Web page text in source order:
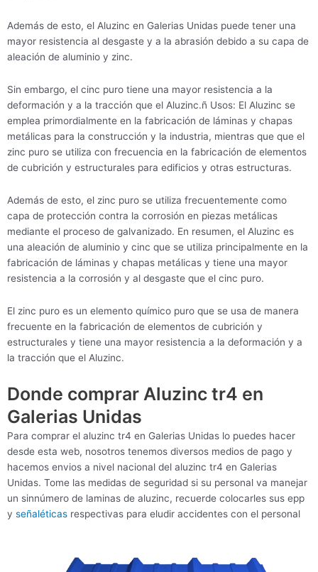
Además de esto, el Aluzinc en Galerias Unidas puede tener una
mayor resistencia al desgaste y a la abrasión debido a su capa de
aleación de aluminio y zinc.
Sin embargo, el cinc puro tiene una mayor resistencia a la
deformación y a la tracción que el Aluzinc.ñ Usos: El Aluzinc se
emplea primordialmente en la fabricación de láminas y chapas
metálicas para la construcción y la industria, mientras que que el
zinc puro se utiliza con frecuencia en la fabricación de elementos
de cubrición y estructurales para edificios y otras estructuras.
Además de esto, el zinc puro se utiliza frecuentemente como
capa de protección contra la corrosión en piezas metálicas
mediante el proceso de galvanizado. En resumen, el Aluzinc es
una aleación de aluminio y cinc que se utiliza principalmente en la
fabricación de láminas y chapas metálicas y tiene una mayor
resistencia a la corrosión y al desgaste que el cinc puro.
El zinc puro es un elemento químico puro que se usa de manera
frecuente en la fabricación de elementos de cubrición y
estructurales y tiene una mayor resistencia a la deformación y a
la tracción que el Aluzinc.
Donde comprar Aluzinc tr4 en
Galerias Unidas
Para comprar el aluzinc tr4 en Galerias Unidas lo puedes hacer
desde esta web, nosotros tenemos diversos medios de pago y
hacemos envios a nivel nacional del aluzinc tr4 en Galerias
Unidas. Tome las medidas de seguridad si su personal va manejar
un sinnúmero de laminas de aluzinc, recuerde colocarles sus epp
y señaléticas respectivas para eludir accidentes con el personal